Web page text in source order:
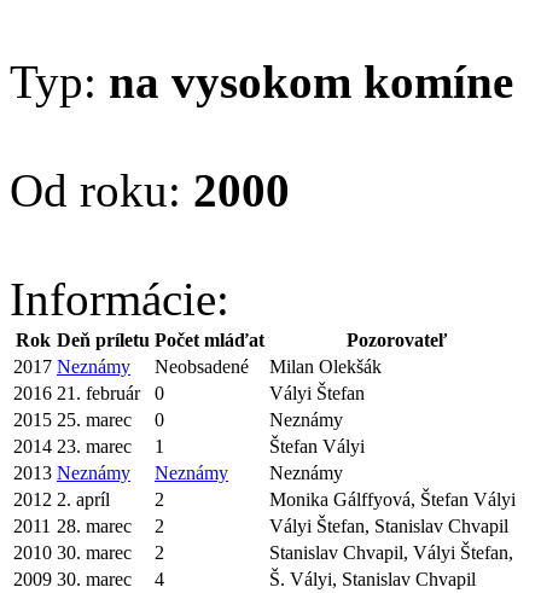
Typ: na vysokom komíne
Od roku: 2000
Informácie:
Rok Deň príletu Počet mláďat
Pozorovateľ
2017 Neznámy Neobsadené
Milan Olekšák
2016 21. február 0
Vályi Štefan
2015 25. marec 0
Neznámy
2014 23. marec 1
Štefan Vályi
2013 Neznámy Neznámy
Neznámy
2012 2. apríl 2
Monika Gálffyová, Štefan Vályi
2011 28. marec 2
Vályi Štefan, Stanislav Chvapil
2010 30. marec 2
Stanislav Chvapil, Vályi Štefan,
2009 30. marec 4
Š. Vályi, Stanislav Chvapil